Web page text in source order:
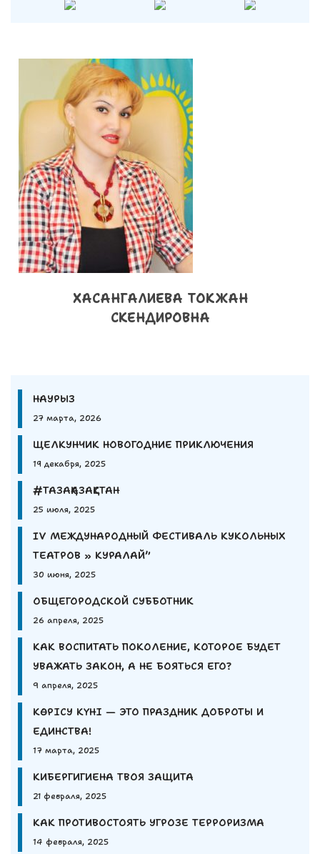
ХАСАНГАЛИЕВА ТОКЖАН
СКЕНДИРОВНА
НАУРЫЗ
27 марта, 2026
ЩЕЛКУНЧИК НОВОГОДНИЕ ПРИКЛЮЧЕНИЯ
19 декабря, 2025
#ТАЗАҚАЗАҚСТАН
25 июля, 2025
IV МЕЖДУНАРОДНЫЙ ФЕСТИВАЛЬ КУКОЛЬНЫХ
ТЕАТРОВ » КУРАЛАЙ”
30 июня, 2025
ОБЩЕГОРОДСКОЙ СУББОТНИК
26 апреля, 2025
КАК ВОСПИТАТЬ ПОКОЛЕНИЕ, КОТОРОЕ БУДЕТ
УВАЖАТЬ ЗАКОН, А НЕ БОЯТЬСЯ ЕГО?
9 апреля, 2025
КӨРІСУ КҮНІ — ЭТО ПРАЗДНИК ДОБРОТЫ И
ЕДИНСТВА!
17 марта, 2025
КИБЕРГИГИЕНА ТВОЯ ЗАЩИТА
21 февраля, 2025
КАК ПРОТИВОСТОЯТЬ УГРОЗЕ ТЕРРОРИЗМА
14 февраля, 2025